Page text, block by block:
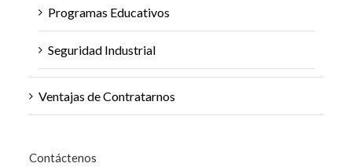
Programas Educativos
Seguridad Industrial
Ventajas de Contratarnos
Contáctenos